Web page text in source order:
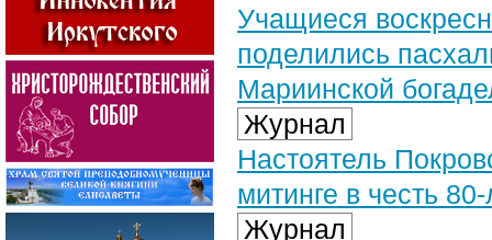
Учащиеся
поделились
Мариинской
Журнал
Настоятель
митинге в честь
Журнал